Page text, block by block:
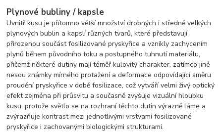
Plynové bubliny / kapsle
Uvnitř kusu je přítomno větší množství drobných i středně velkých
plynových bublin a kapslí různých tvarů, které představují
přirozenou součást fosilizované pryskyřice a vznikly zachycením
plynů během původního toku a postupného tuhnutí materiálu,
přičemž některé dutiny mají téměř kulovitý charakter, zatímco jiné
nesou známky mírného protažení a deformace odpovídající směru
proudění pryskyřice v době fosilizace, což vytváří velmi živý optický
efekt zejména při průsvitu a současně zvyšuje vizuální hloubku
kusu, protože světlo se na rozhraní těchto dutin výrazně láme a
zvýrazňuje kontrast mezi jednotlivými vrstvami fosilizované
pryskyřice i zachovanými biologickými strukturami.